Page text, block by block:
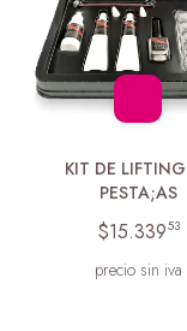
KIT DE
PESTA;AS
$15.33953
precio sin iva